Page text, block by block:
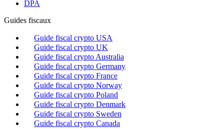
DPA
Guides fiscaux
Guide fiscal crypto USA
Guide fiscal crypto UK
Guide fiscal crypto Australia
Guide fiscal crypto Germany
Guide fiscal crypto France
Guide fiscal crypto Norway
Guide fiscal crypto Poland
Guide fiscal crypto Denmark
Guide fiscal crypto Sweden
Guide fiscal crypto Canada